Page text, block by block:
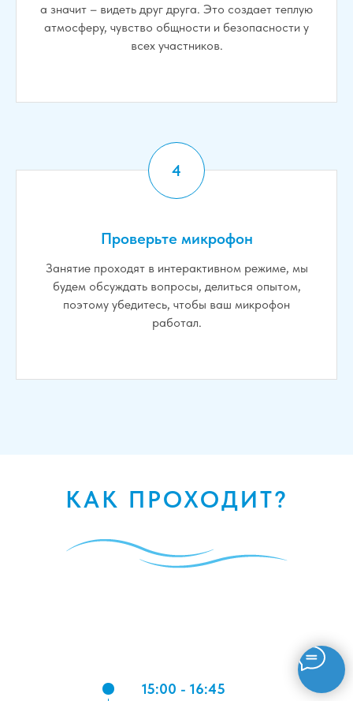
а значит – видеть друг друга. Это создает теплую
атмосферу, чувство общности и безопасности у
всех участников.
Проверьте микрофон
Занятие проходят в интерактивном режиме, мы
будем обсуждать вопросы, делиться опытом,
поэтому убедитесь, чтобы ваш микрофон
работал.
КАК ПРОХОДИТ?
15:00 - 16:45